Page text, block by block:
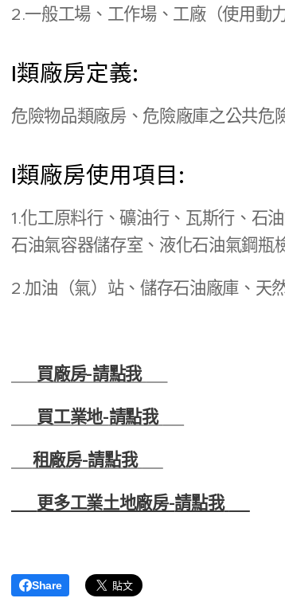
2.一般工場、工作場、工廠（使用動
I類廠房定義:
危險物品類廠房、危險廠庫之公共危
I類廠房使用項目:
1.化工原料行、礦油行、瓦斯行、石
石油氣容器儲存室、液化石油氣鋼瓶
2.加油（氣）站、儲存石油廠庫、天
買廠房-請點我
買工業地-請點我
租廠房-請點我
更多工業土地廠房-請點我
Share